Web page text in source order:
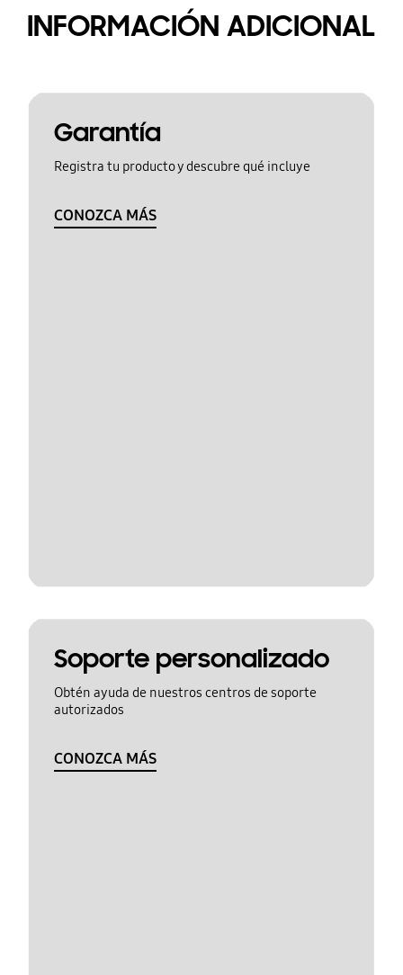
INFORMACIÓN ADICIONAL
Garantía
Registra tu producto y descubre qué incluye
CONOZCA MÁS
Soporte personalizado
Obtén ayuda de nuestros centros de soporte
autorizados
CONOZCA MÁS